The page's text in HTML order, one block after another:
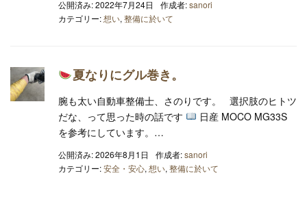
公開済み: 2022年7月24日 作成者:sanori
カテゴリー:想い, 整備に於いて
夏なりにグル巻き。
腕も太い自動車整備士、さのりです。 選択肢のヒトツ
だな、って思った時の話です
日産 MOCO MG33S
を参考にしています。…
公開済み: 2026年8月1日 作成者:sanori
カテゴリー:安全・安心, 想い, 整備に於いて